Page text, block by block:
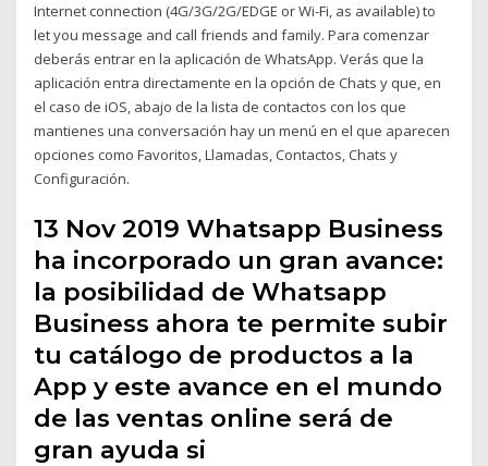
Internet connection (4G/3G/2G/EDGE or Wi-Fi, as available) to
let you message and call friends and family. Para comenzar
deberás entrar en la aplicación de WhatsApp. Verás que la
aplicación entra directamente en la opción de Chats y que, en
el caso de iOS, abajo de la lista de contactos con los que
mantienes una conversación hay un menú en el que aparecen
opciones como Favoritos, Llamadas, Contactos, Chats y
Configuración.
13 Nov 2019 Whatsapp Business
ha incorporado un gran avance:
la posibilidad de Whatsapp
Business ahora te permite subir
tu catálogo de productos a la
App y este avance en el mundo
de las ventas online será de
gran ayuda si